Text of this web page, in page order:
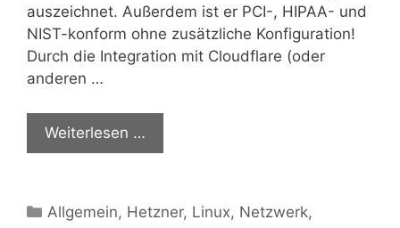
auszeichnet. Außerdem ist er PCI-, HIPAA- und
NIST-konform ohne zusätzliche Konfiguration!
Durch die Integration mit Cloudflare (oder
anderen …
Weiterlesen …
Kategorien
Allgemein, Hetzner, Linux, Netzwerk,